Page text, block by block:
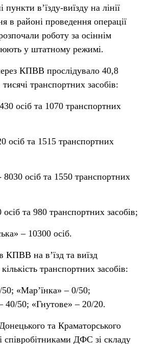
пункти в’їзду-виїзду на лінії
в районі проведення операції
роботу за осіннім
у штатному режимі.
КПВВ прослідувало 40,8
тисячі транспортних засобів:
осіб та 1070 транспортних
осіб та 1515 транспортних
8030 осіб та 1550 транспортних
та 980 транспортних засобів;
– 10300 осіб.
КПВВ на в’їзд та виїзд
транспортних засобів:
«Мар’їнка» – 0/50;
40/50; «Гнутове» – 20/20.
та Краматорського
співробітниками ДФС зі складу